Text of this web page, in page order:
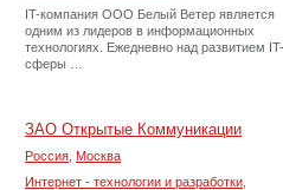
IT-компания OOO Белый Ветер является
одним из лидеров в информационных
технологиях. Ежедневно над развитием IT-
сферы …
ЗАО Открытые Коммуникации
Россия Москва
Интернет - технологии и разработки